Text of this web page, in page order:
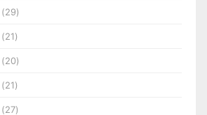
(29)
(21)
(20)
(21)
(27)